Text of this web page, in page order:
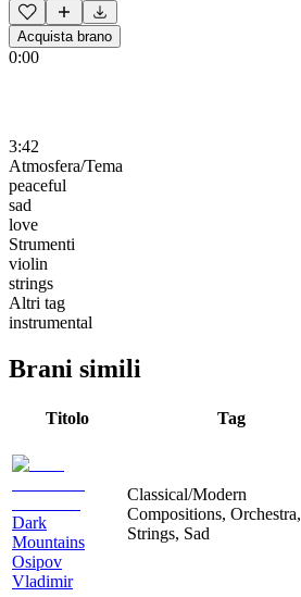
Acquista brano
0:00
3:42
Atmosfera/Tema
peaceful
sad
love
Strumenti
violin
strings
Altri tag
instrumental
Brani simili
Titolo Tag
Dark
Mountains
Osipov
Vladimir
Classical/Modern
Compositions, Orchestra,
Strings, Sad